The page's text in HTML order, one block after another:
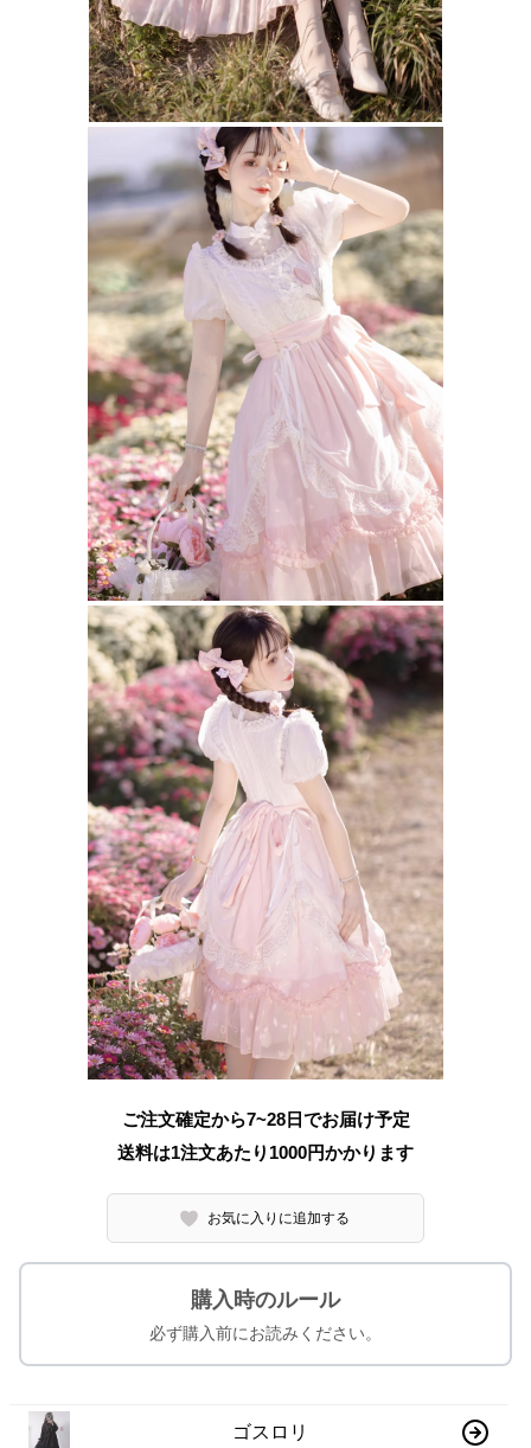
ご注文確定から7~28日でお届け予定
送料は1注文あたり 1000円かかります
お気に入りに追加する
購入時のルール
必ず購入前にお読みください。
ゴスロリ